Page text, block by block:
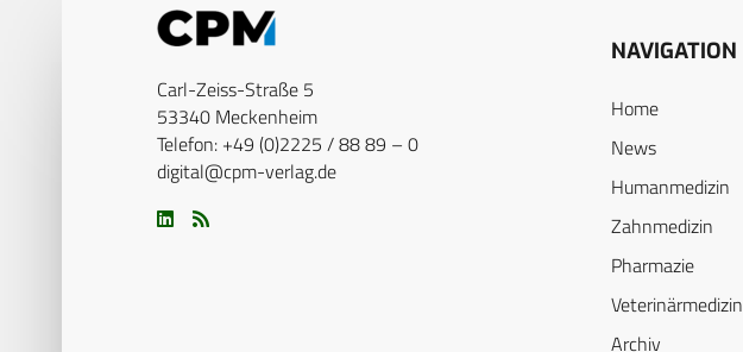
Carl-Zeiss-Straße 5
53340 Meckenheim
Telefon: +49 (0)2225 / 88 89 – 0
digital@cpm-verlag.de
NAVIGATION
Home
News
Humanmedizin
Zahnmedizin
Pharmazie
Veterinärmedizin
Archiv